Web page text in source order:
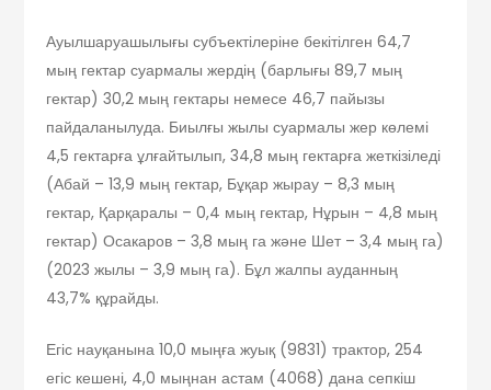
Ауылшаруашылығы субъектілеріне бекітілген 64,7
мың гектар суармалы жердің (барлығы 89,7 мың
гектар) 30,2 мың гектары немесе 46,7 пайызы
пайдаланылуда. Биылғы жылы суармалы жер көлемі
4,5 гектарға ұлғайтылып, 34,8 мың гектарға жеткізіледі
(Абай – 13,9 мың гектар, Бұқар жырау – 8,3 мың
гектар, Қарқаралы – 0,4 мың гектар, Нұрын – 4,8 мың
гектар) Осакаров – 3,8 мың га және Шет – 3,4 мың га)
(2023 жылы – 3,9 мың га). Бұл жалпы ауданның
43,7% құрайды.
Егіс науқанына 10,0 мыңға жуық (9831) трактор, 254
егіс кешені, 4,0 мыңнан астам (4068) дана сепкіш